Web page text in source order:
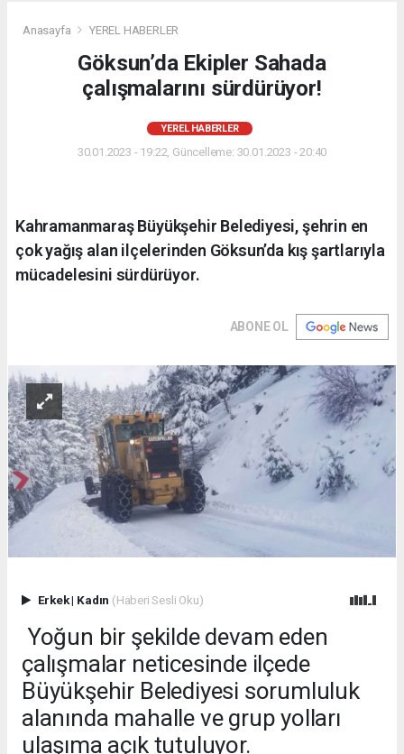
Anasayfa YEREL HABERLER
Göksun’da Ekipler Sahada
çalışmalarını sürdürüyor!
YEREL HABERLER
30.01.2023 - 19:22, Güncelleme: 30.01.2023 - 20:40
Kahramanmaraş Büyükşehir Belediyesi, şehrin en
çok yağış alan ilçelerinden Göksun’da kış şartlarıyla
mücadelesini sürdürüyor.
ABONE OL
Erkek| Kadın (Haberi Sesli Oku)
Yoğun bir şekilde devam eden
çalışmalar neticesinde ilçede
Büyükşehir Belediyesi sorumluluk
alanında mahalle ve grup yolları
ulaşıma açık tutuluyor.